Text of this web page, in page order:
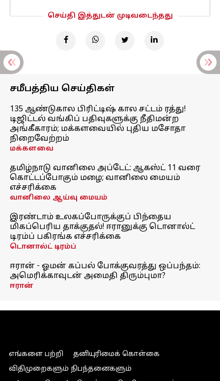
செய்தி இத்துடன் முடிவடைந்தது
சமீபத்திய செய்திகள்
135 ஆண்டுகால பிரிட்டிஷ் கால சட்டம் ரத்து!
டிஜிட்டல் வங்கிப் பதிவுகளுக்கு நீதிமன்ற
அங்கீகாரம்; மக்களவையில் புதிய மசோதா
நிறைவேற்றம்
மக்களவை
தமிழ்நாடு வானிலை அப்டேட்: ஆகஸ்ட் 11 வரை
கொட்டப்போகும் மழை; வானிலை மையம்
எச்சரிக்கை
வானிலை ஆய்வு மையம்
இரண்டாம் உலகப்போருக்குப் பிந்தைய
மிகப்பெரிய தாக்குதல்! ஈரானுக்கு டொனால்ட்
டிரம்ப் பகிரங்க எச்சரிக்கை
டொனால்ட் டிரம்ப்
ஈரான் - ஓமன் கப்பல் போக்குவரத்து ஒப்பந்தம்:
அமெரிக்காவுடன் அமைதி திரும்புமா?
ஈரான்
எங்களை பற்றி
தனியுரிமைக் கொள்கை
விதிமுறைகளும் நிபந்தனைகளும்